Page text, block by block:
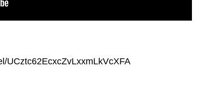
UCztc62EcxcZvLxxmLkVcXFA